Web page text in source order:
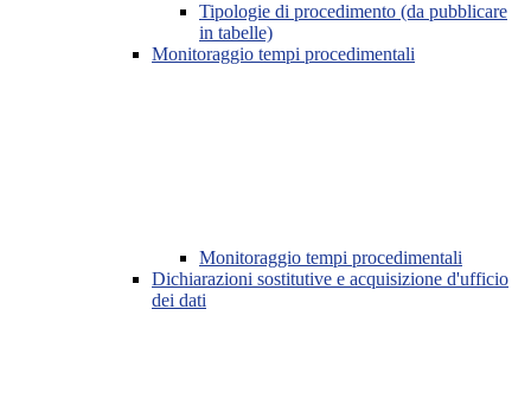
Tipologie di procedimento (da pubblicare
in tabelle)
Monitoraggio tempi procedimentali
Monitoraggio tempi procedimentali
Dichiarazioni sostitutive e acquisizione d'ufficio
dei dati